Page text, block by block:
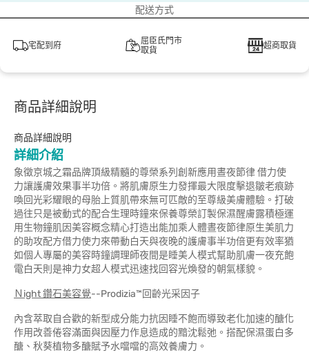
配送方式
宅配到府
屈臣氏門市
取貨
超商取貨
商品詳細說明
商品詳細說明
詳細介紹
象徵京城之霜品牌頂級精髓的尊榮系列創新應用晝夜節律 借力使
力讓護膚效果事半功倍。將肌膚原生力發揮最大限度擊退皺老痕跡
喚回光彩耀眼的母胎上質肌帶來無可匹敵的至尊級美膚體驗。打破
過往只是被動式的配合生理時鐘來保養尊榮訂製保濕醒膚露積極運
用生物鐘肌因美容概念精心打造出能加乘人體晝夜節律原生美肌力
的助攻配方借力使力來帶動白天與夜晚的護膚事半功倍更有效率猶
如個人專屬的美容時鐘調理師夜間是睡美人模式幫助肌膚一夜充飽
電白天則是神力女超人模式迅速找回容光煥發的朝氣樣貌。
Ｎight 鑽石美容覺--Prodizia™回齡光采因子
內含萃取自合歡的新型成分能力抗因睡不飽而導致老化加速的醣化
作用改善倦容滿面與因壓力作息造成的黯沈鬆弛。搭配保濕蛋白多
醣、秋葵植物多醣賦予水噹噹的高效養膚力。